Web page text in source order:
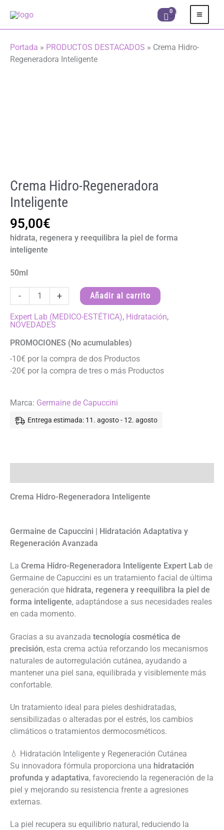
contenido
Portada » PRODUCTOS DESTACADOS » Crema Hidro-
Regeneradora Inteligente
Crema Hidro-Regeneradora
Inteligente
95,00€
hidrata, regenera y reequilibra la piel de forma
inteligente
50ml
-
Hidro-
Regeneradora
Inteligente
cantidad
+ Añadir al carrito
Expert Lab (MEDICO-ESTÉTICA), Hidratación,
NOVEDADES
PROMOCIONES (No acumulables)
-10€ por la compra de dos Productos
-20€ por la compra de tres o más Productos
Marca: Germaine de Capuccini
Entrega estimada: 11. agosto - 12. agosto
Crema Hidro-Regeneradora Inteligente
Germaine de Capuccini | Hidratación Adaptativa y
Regeneración Avanzada
La Crema Hidro-Regeneradora Inteligente Expert Lab de
Germaine de Capuccini es un tratamiento facial de última
generación que hidrata, regenera y reequilibra la piel de
forma inteligente, adaptándose a sus necesidades reales
en cada momento.
Gracias a su avanzada tecnología cosmética de
precisión, esta crema actúa reforzando los mecanismos
naturales de autorregulación cutánea, ayudando a
mantener una piel sana, equilibrada y visiblemente más
confortable.
Un tratamiento ideal para pieles deshidratadas,
sensibilizadas o alteradas por el estrés, los cambios
climáticos o tratamientos dermocosméticos.
💧 Hidratación Inteligente y Regeneración Cutánea
Su innovadora fórmula proporciona una hidratación
profunda y adaptativa, favoreciendo la regeneración de la
piel y mejorando su resistencia frente a agresiones
externas.
La piel recupera su equilibrio natural, reduciendo la